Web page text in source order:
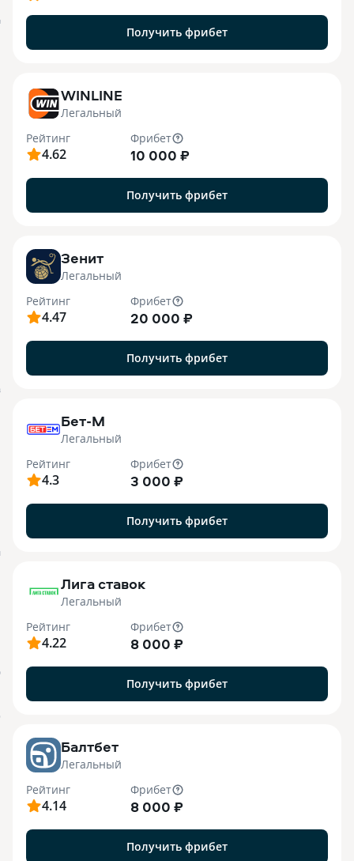
Получить фрибет
WINLINE
Легальный
Рейтинг
4.62
Фрибет
10 000 ₽
Получить фрибет
Зенит
Легальный
Рейтинг
4.47
Фрибет
20 000 ₽
Получить фрибет
Бет-М
Легальный
Рейтинг
4.3
Фрибет
3 000 ₽
Получить фрибет
Лига ставок
Легальный
Рейтинг
4.22
Фрибет
8 000 ₽
Получить фрибет
Балтбет
Легальный
Рейтинг
4.14
Фрибет
8 000 ₽
Получить фрибет